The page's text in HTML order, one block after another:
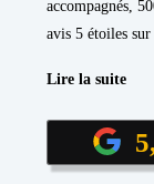
accompagnés,
avis 5 étoiles sur
Lire la suite